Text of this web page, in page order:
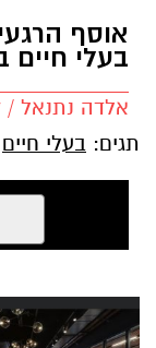
אוסף
בעלי חיים ב-
אלדה נתנאל / 09:27 23.07.26
תגים: בעלי חיים